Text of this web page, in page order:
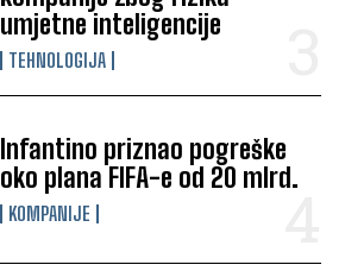
umjetne inteligencije
TEHNOLOGIJA
Infantino priznao pogreške
oko plana FIFA-e od 20 mlrd.
KOMPANIJE